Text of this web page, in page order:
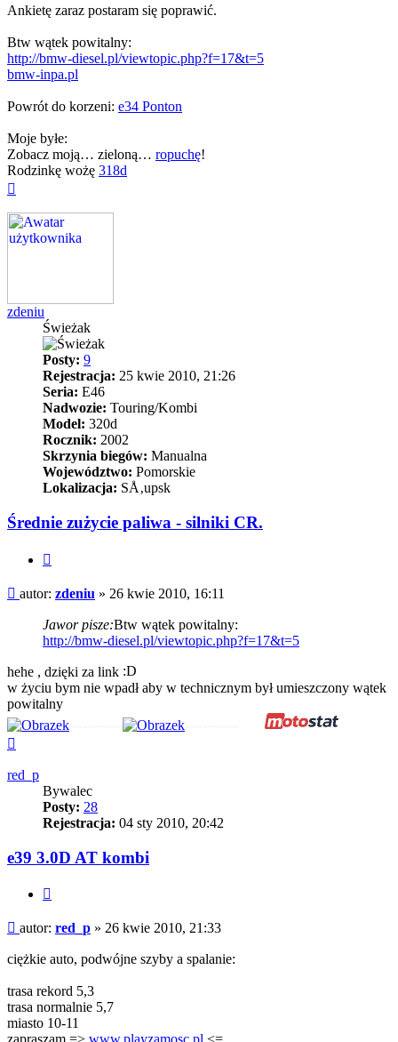
Ankietę zaraz postaram się poprawić.
Btw wątek powitalny:
http://bmw-diesel.pl/viewtopic.php?f=17&t=5
bmw-inpa.pl
Powrót do korzeni: e34 Ponton
Moje byłe:
Zobacz moją… zieloną… ropuchę!
Rodzinkę wożę 318d
zdeniu
Świeżak
Posty: 9
Rejestracja: 25 kwie 2010, 21:26
Seria: E46
Nadwozie: Touring/Kombi
Model: 320d
Rocznik: 2002
Skrzynia biegów: Manualna
Województwo: Pomorskie
Lokalizacja: SÅ‚upsk
Średnie zużycie paliwa - silniki CR.
Post
autor: zdeniu » 26 kwie 2010, 16:11
Jawor pisze:Btw wątek powitalny:
http://bmw-diesel.pl/viewtopic.php?f=17&t=5
hehe , dzięki za link
w życiu bym nie wpadł aby w technicznym był umieszczony wątek
powitalny
red_p
Bywalec
Posty: 28
Rejestracja: 04 sty 2010, 20:42
e39 3.0D AT kombi
Post
autor: red_p » 26 kwie 2010, 21:33
ciężkie auto, podwójne szyby a spalanie:
trasa rekord 5,3
trasa normalnie 5,7
miasto 10-11